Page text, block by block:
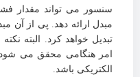
سنسور می تواند مقدار
مبدل ارائه دهد. پی از آن
تبدیل خواهد کرد. البته
امر هنگامی محقق می شود
الکتریکی باشد.